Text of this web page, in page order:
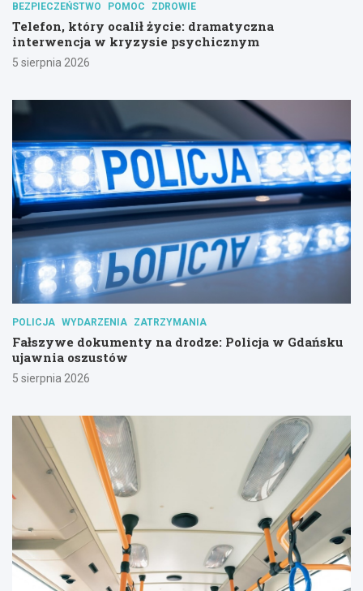
BEZPIECZEŃSTWO POMOC ZDROWIE
Telefon, który ocalił życie: dramatyczna
interwencja w kryzysie psychicznym
5 sierpnia 2026
POLICJA WYDARZENIA ZATRZYMANIA
Fałszywe dokumenty na drodze: Policja w Gdańsku
ujawnia oszustów
5 sierpnia 2026